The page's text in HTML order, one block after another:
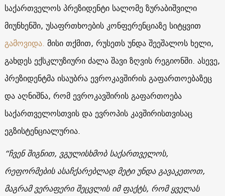
საქართველოს პრეზიდენტი სალომე ზურაბიშვილი
მიუნხენში, უსაფრთხოების კონფერენციაზე სიტყვით
გამოვიდა. მისი თქმით, რუსეთს უნდა შეეშალოს ხელი,
გახდეს ექსკლუზიური ძალა შავი ზღვის რეგიონში. ასევე,
პრეზიდენტმა ისაუბრა ევროკავშირის გაფართოებაზეც
და აღნიშნა, რომ ევროკავშირის გაფართოება
საქართველოსთვის და ევროპის კავშირისთვისაც
ეგზისტენციალურია.
“ჩვენ შიგნით, ვგულისხმობ საქართველოს,
რეფორმების ასაჩქარებლად მეტი უნდა გავაკეთოთ,
მაგრამ ვერაფერი შეცვლის იმ ფაქტს, რომ ყველას